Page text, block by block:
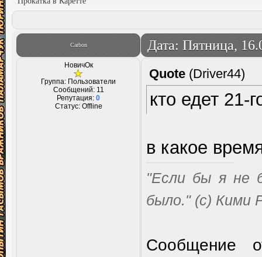
Carbon Дата: Пятница,
НовичОк
Группа: Пользователи
Сообщений: 11
Репутация: 0
Статус: Offline
Quote (Driver44)
кто едет 21-
в какое
"Если бы я не
было." (с) Кими
Сообщение